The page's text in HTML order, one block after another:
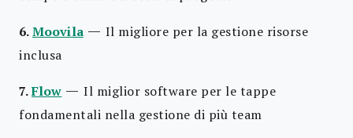
6.Moovila — Il migliore per la gestione risorse
inclusa
7.Flow —Il miglior software per le tappe
fondamentali nella gestione di più team